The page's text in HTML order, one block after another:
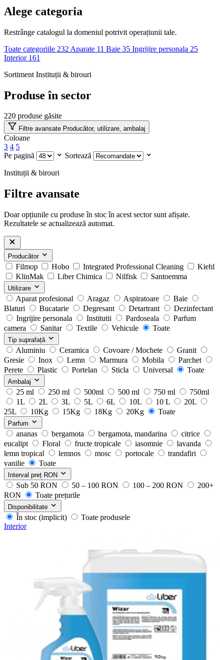
Alege categoria
Restrânge catalogul la domeniul potrivit operațiunii tale.
Toate categoriile 232 Aparate 11 Baie 35 Ingrijire personala 25
Interior 161
Sortiment Instituții & birouri
Produse în sector
220 produse găsite
Filtre avansate Producător, utilizare, ambalaj
Coloane
3 4 5
Pe pagină
Sortează
Instituții & birouri
Filtre avansate
Doar opțiunile cu produse în stoc în acest sector sunt afișate.
Rezultatele se actualizează automat.
Producător
Filmop Hobo Integrated Professional Cleaning
Kiehl
KlinMak
Liber Chimica Nilfisk Santoemma
Utilizare
Aparat profesional Aragaz Aspiratoare
Baie
Blaturi
Bucatarie Degresant Detartrant
Dezinfectant
Ingrijire personala
Institutii Pardoseala
Parfum
camera
Sanitar Textile Vehicule Toate
Tip suprafață
Aluminiu Ceramica Covoare / Mochete
Granit
Gresie
Inox Lemn Marmura Mobila
Parchet
Perete
Plastic Portelan Sticla Universal Toate
Ambalaj
25 ml 250 ml 500ml 500 ml 750 ml
750ml
1L
2L 3L 5L 6L 10L 10 L
20L
25L
10Kg 15Kg 18Kg 20Kg Toate
Parfum
ananas bergamota bergamota, mandarina
citrice
eucalipt
Floral fructe tropicale iasomnie
lavanda
lemn tropical
lemnos mosc portocale
trandafiri
vanilie
Toate
Interval preț RON
Sub 50 RON 50 – 100 RON 100 – 200 RON
200+
RON
Toate prețurile
Disponibilitate
În stoc (implicit)
Toate produsele
Interior